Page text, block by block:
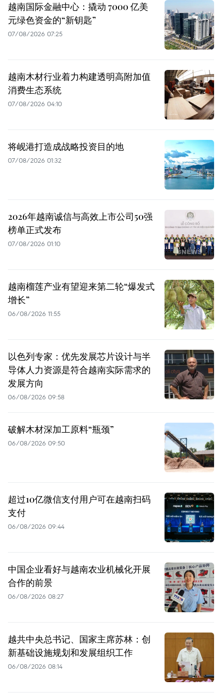
越南国际金融中心：撬动 7000 亿美
元绿色资金的“新钥匙”
07/08/2026 07:25
越南木材行业着力构建透明高附加值
消费生态系统
07/08/2026 04:10
将岘港打造成战略投资目的地
07/08/2026 01:32
2026年越南诚信与高效上市公司50强
榜单正式发布
07/08/2026 01:10
越南榴莲产业有望迎来第二轮“爆发式
增长”
06/08/2026 11:55
以色列专家：优先发展芯片设计与半
导体人力资源是符合越南实际需求的
发展方向
06/08/2026 09:58
破解木材深加工原料“瓶颈”
06/08/2026 09:50
超过10亿微信支付用户可在越南扫码
支付
06/08/2026 09:44
中国企业看好与越南农业机械化开展
合作的前景
06/08/2026 08:27
越共中央总书记、国家主席苏林：创
新基础设施规划和发展组织工作
06/08/2026 08:14